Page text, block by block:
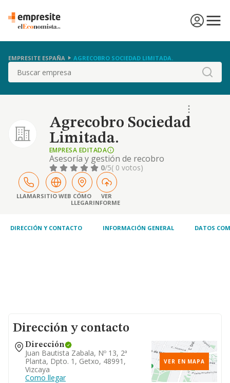
EMPRESITE ESPAÑA AGRECOBRO SOCIEDAD LIMITADA.
Buscar
Agrecobro Sociedad
Limitada.
EMPRESA EDITADA
Asesoría y gestión de recobro
0/5( 0 votos)
LLAMARSITIO WEB CÓMO
LLEGAR
VER
INFORME
DIRECCIÓN Y CONTACTO INFORMACIÓN GENERAL DATOS
Dirección y contacto
Dirección
Juan Bautista Zabala, Nº 13, 2ª
Planta, Dpto. 1, Getxo, 48991,
Vizcaya
Como llegar
VER EN MAPA